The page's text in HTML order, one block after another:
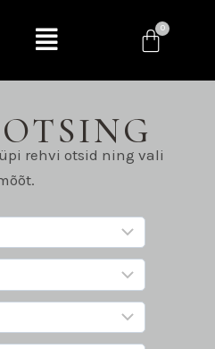
rehvi otsid ning vali